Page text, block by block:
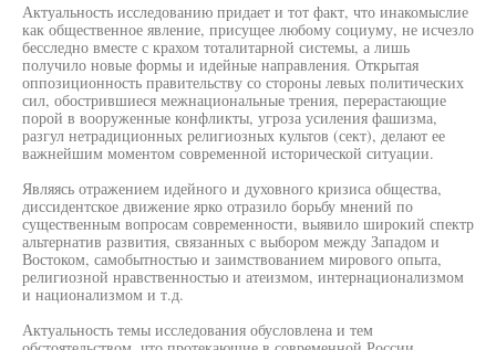
Актуальность исследованию придает и тот факт, что инакомыслие
как общественное явление, присущее любому социуму, не исчезло
бесследно вместе с крахом тоталитарной системы, а лишь
получило новые формы и идейные направления. Открытая
оппозиционность правительству со стороны левых политических
сил, обострившиеся межнациональные трения, перерастающие
порой в вооруженные конфликты, угроза усиления фашизма,
разгул нетрадиционных религиозных культов (сект), делают ее
важнейшим моментом современной исторической ситуации.
Являясь отражением идейного и духовного кризиса общества,
диссидентское движение ярко отразило борьбу мнений по
существенным вопросам современности, выявило широкий спектр
альтернатив развития, связанных с выбором между Западом и
Востоком, самобытностью и заимствованием мирового опыта,
религиозной нравственностью и атеизмом, интернационализмом
и национализмом и т.д.
Актуальность темы исследования обусловлена и тем